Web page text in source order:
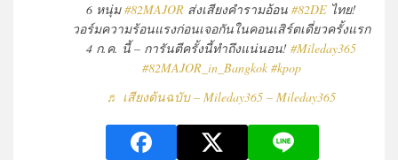
6 หนุ่ม#82MAJOR ส่งเสียงคำรามอ้อน #82DE ไทย!
วอร์มความร้อนแรงก่อนเจอกันในคอนเสิร์ตเดี่ยวครั้งแรก
4 ก.ค. นี้ – การันตีครั้งนี้ทำถึงแน่นอน! #Mileday365
#82MAJOR_in_Bangkok #kpop
♬ เสียงต้นฉบับ – Mileday365 – Mileday365